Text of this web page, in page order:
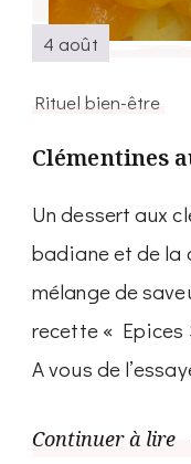
4 août
Rituel bien-être
Clémentines
Un dessert aux
badiane et de la
mélange de
recette « Epices
A vous de
Continuer à lire